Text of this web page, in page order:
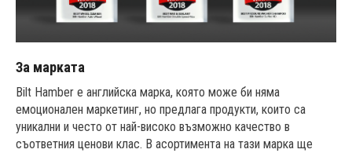
За марката
Bilt Hamber е английска марка, която може би няма
емоционален маркетинг, но предлага продукти, които са
уникални и често от най-високо възможно качество в
съответния ценови клас. В асортимента на тази марка ще